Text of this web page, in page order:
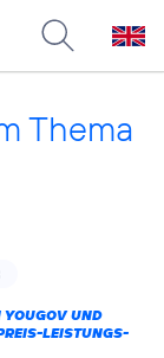
Thema
UND
LEISTUNGS-